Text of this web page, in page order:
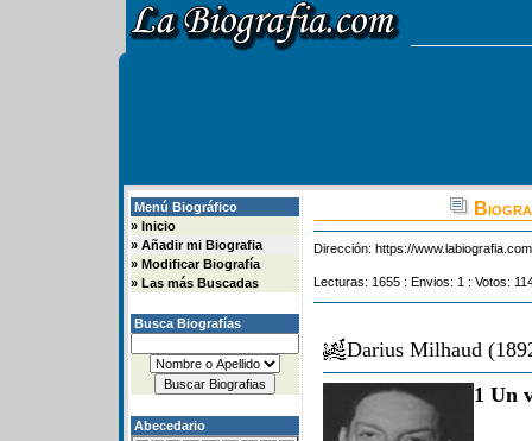
Menú Biográfico
» Inicio
» Añadir mi Biografia
» Modificar Biografía
» Las más Buscadas
Busca Biografías
Abecedario
Dirección: https://
Lecturas: 1655 : Envios: 1 : Votos:
Darius Milhaud
1 Un